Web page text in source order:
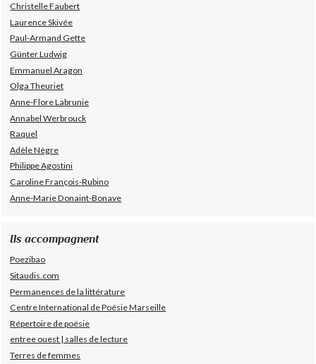
Christelle Faubert
Laurence Skivée
Paul-Armand Gette
Günter Ludwig
Emmanuel Aragon
Olga Theuriet
Anne-Flore Labrunie
Annabel Werbrouck
Raquel
Adèle Nègre
Philippe Agostini
Caroline François-Rubino
Anne-Marie Donaint-Bonave
Ils accompagnent
Poezibao
Sitaudis.com
Permanences de la littérature
Centre International de Poésie Marseille
Répertoire de poésie
entree ouest | salles de lecture
Terres de femmes